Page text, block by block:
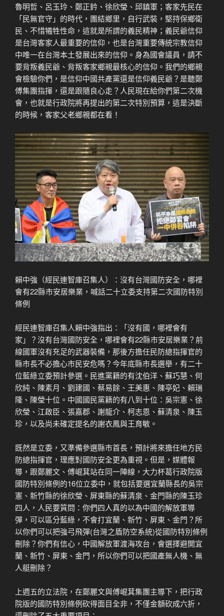
魯明哲、呂玉玲、鄭正鈐、徐欣瑩、邱鎮軍；客家先民在
「民無官守」的時代，團結鄉里，自行武裝，堅持保鄉衛
民、不惜犧牲性命，這就是所謂的義民精神；義民爺信仰
是台灣客家人最重要的信仰，也是台灣重要傳統宗教信仰
中唯一在台灣本土發展出來的信仰。身為國會議員，請不
要背叛義民爺、背叛客家鄉親最核心的信仰。我們的鄉親
會檢驗你們，是信仰中國共產黨還是信仰義民爺？是聽鄭
傅集團指揮，還是跟隨良心走？人民現在給你們第二次機
會，也就是行政院將再提出的第二次特別預算，這是決斷
的時候，客家父老鄉親都在看！
賴中強（經民連智庫召集人）：沒有台灣國防安全，哪裡
會有22縣市安居樂業，喊話二十立委支持第二次國防特別
條例
經民連智庫召集人賴中強指出：「沒有國，哪裡會有
家」？沒有台灣國防安全，哪裡會有22縣市安居樂業？前
線國軍沒有充足的武器裝備，那後方擔任民防總指揮官的
縣市長不必擔心市民安危嗎？今年底縣市長選舉，有二十
位藍綠立委預計參選。民進黨籍的有沈伯洋、蘇巧慧、何
欣純、陳素月、劉建國、蔡易餘、王美惠、陳亭妃、賴瑞
隆、陳瑩十位。中國國民黨籍的有八到十位：吳宗憲、徐
欣瑩、江啟臣、張嘉郡、謝龍介、柯志恩、蘇清泉、陳玉
珍，以及尚未確定提名的謝衣鳳與王育敏。
既然是立委，又準備參選縣市首長，預計將來擔任地方民
防總指揮官，理應對國防安全更為重視。但是，媒體報
導，跟鄭麗文、傅崐萁站在同一陣線，大力杯葛行政院版
國防特別條例的16位立委中，就包括要選宜蘭縣長的吳宗
憲、新竹縣的徐欣瑩、屏東縣的蘇清泉、金門縣的陳玉珍
四人，人民要質問：你們四人真的以為中國的解放軍導
彈，可以區分藍綠，不會打宜蘭、新竹、屏東、金門？所
以你們可以把強弓飛彈(台灣之盾防空系統)從國防特別條例
刪除？你們有信心，中國解放軍渡海攻台，會選擇避開宜
蘭、新竹、屏東、金門，所以你們可以把國產無人機、無
人艇刪除？
上週五的立法院，在鄭麗文與傅崐萁集團主導下，把行政
院版的國防特別條例砍得面目全非，不僅金額砍成六折，